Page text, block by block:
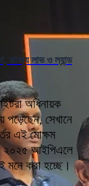
রাজ্যে লাভ ও ল্যান্ড
অধিনায়ক
পড়েছেন, সেখানে
এই মোক্ষম
২০২৫ আইপিএলে
মনে করা হচ্ছে।